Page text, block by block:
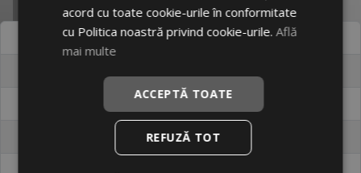
Specificatii
Atribut
Valoare
6959956702152
LINGLONG
acord cu toate cookie-urile în conformitate
cu Politica noastră privind cookie-urile.Află
mai multe
ACCEPTĂ TOATE
REFUZĂ TOT